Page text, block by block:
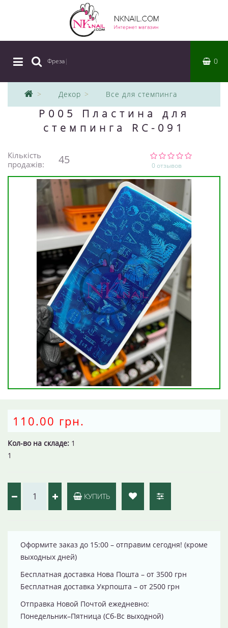
Фреза| 0
Декор Все для стемпинга
P005 Пластина для
стемпинга RC-091
Кількість
продажів:
45 0 отзывов
110.00 грн.
Кол-во на складе: 1
1
КУПИТЬ
Оформите заказ до 15:00 – отправим сегодня! (кроме
выходных дней)
Бесплатная доставка Нова Пошта – от 3500 грн
Бесплатная доставка Укрпошта – от 2500 грн
Отправка Новой Почтой ежедневно:
Понедельник–Пятница (Сб-Вс выходной)